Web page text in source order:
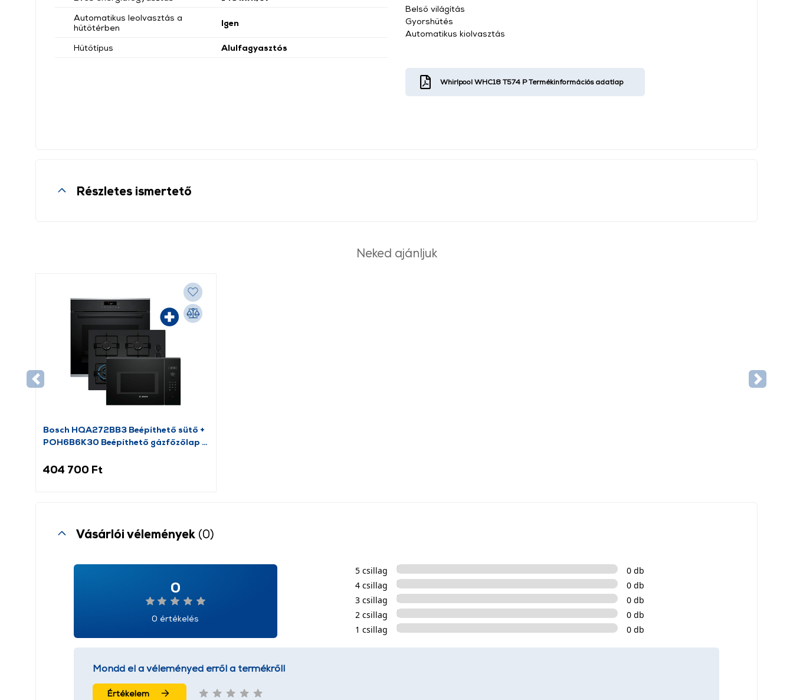
Automatikus leolvasztás a
hűtőtérben
Igen
Hűtőtípus Alulfagyasztós
Belső világítás
Gyorshűtés
Automatikus kiolvasztás
Whirlpool WHC18 T574 P Termékinformációs adatlap
Részletes ismertető
Neked ajánljuk
Bosch HQA272BB3 Beépíthető sütő +
POH6B6K30 Beépíthető gázfőzőlap +
sütő
404 700 Ft
Vásárlói vélemények (0)
0
0 értékelés
5 csillag
0 db
4 csillag
0 db
3 csillag
0 db
2 csillag
0 db
1 csillag
0 db
Mondd el a véleményed erről a termékről!
Értékelem